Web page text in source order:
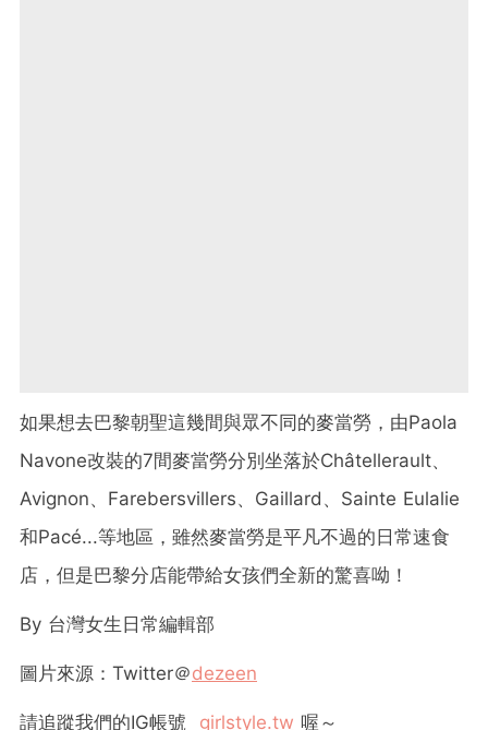
如果想去巴黎朝聖這幾間與眾不同的麥當勞，由Paola
Navone改裝的7間麥當勞分別坐落於Châtellerault、
Avignon、Farebersvillers、Gaillard、Sainte Eulalie
和Pacé...等地區，雖然麥當勞是平凡不過的日常速食
店，但是巴黎分店能帶給女孩們全新的驚喜呦！
By 台灣女生日常編輯部
圖片來源：Twitter＠dezeen
請追蹤我們的IG帳號 girlstyle.tw 喔～